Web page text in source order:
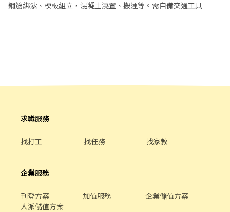
站、搬重物，並須能適應戶外工作環境，請確認可接受後再投遞履
❤️上班時間： (可任選時段/免輪班) 日班: 07:00-15:00 中班: 15:00-
鋼筋綁紮、模板組立，混凝土澆置、搬運等。需自備交通工具
求職服務
找打工 找任務 找家教
企業服務
刊登方案 加值服務
企業儲值方案
人派儲值方案